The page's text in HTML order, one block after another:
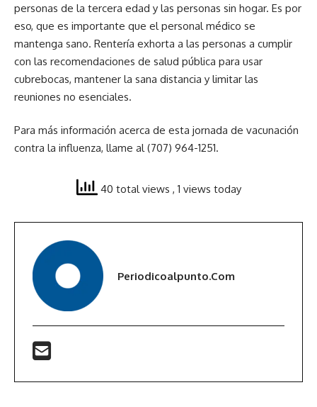
personas de la tercera edad y las personas sin hogar. Es por
eso, que es importante que el personal médico se
mantenga sano. Rentería exhorta a las personas a cumplir
con las recomendaciones de salud pública para usar
cubrebocas, mantener la sana distancia y limitar las
reuniones no esenciales.
Para más información acerca de esta jornada de vacunación
contra la influenza, llame al (707) 964-1251.
40 total views , 1 views today
Periodicoalpunto.com